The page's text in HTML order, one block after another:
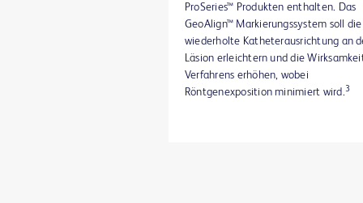
ProSeries™ Produkten enthalten. Das
GeoAlign™ Markierungssystem soll die
wiederholte Katheterausrichtung an
Läsion erleichtern und die
Verfahrens erhöhen, wobei
Röntgenexposition minimiert wird. 3